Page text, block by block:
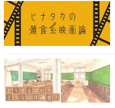
どを制作。その後、フリーラ
身。芸能情報に精通し、週刊
ビや芸能人に関するコラムな
ョン「ゆるま」を立ち上げる。
次ページ
4位まで
る